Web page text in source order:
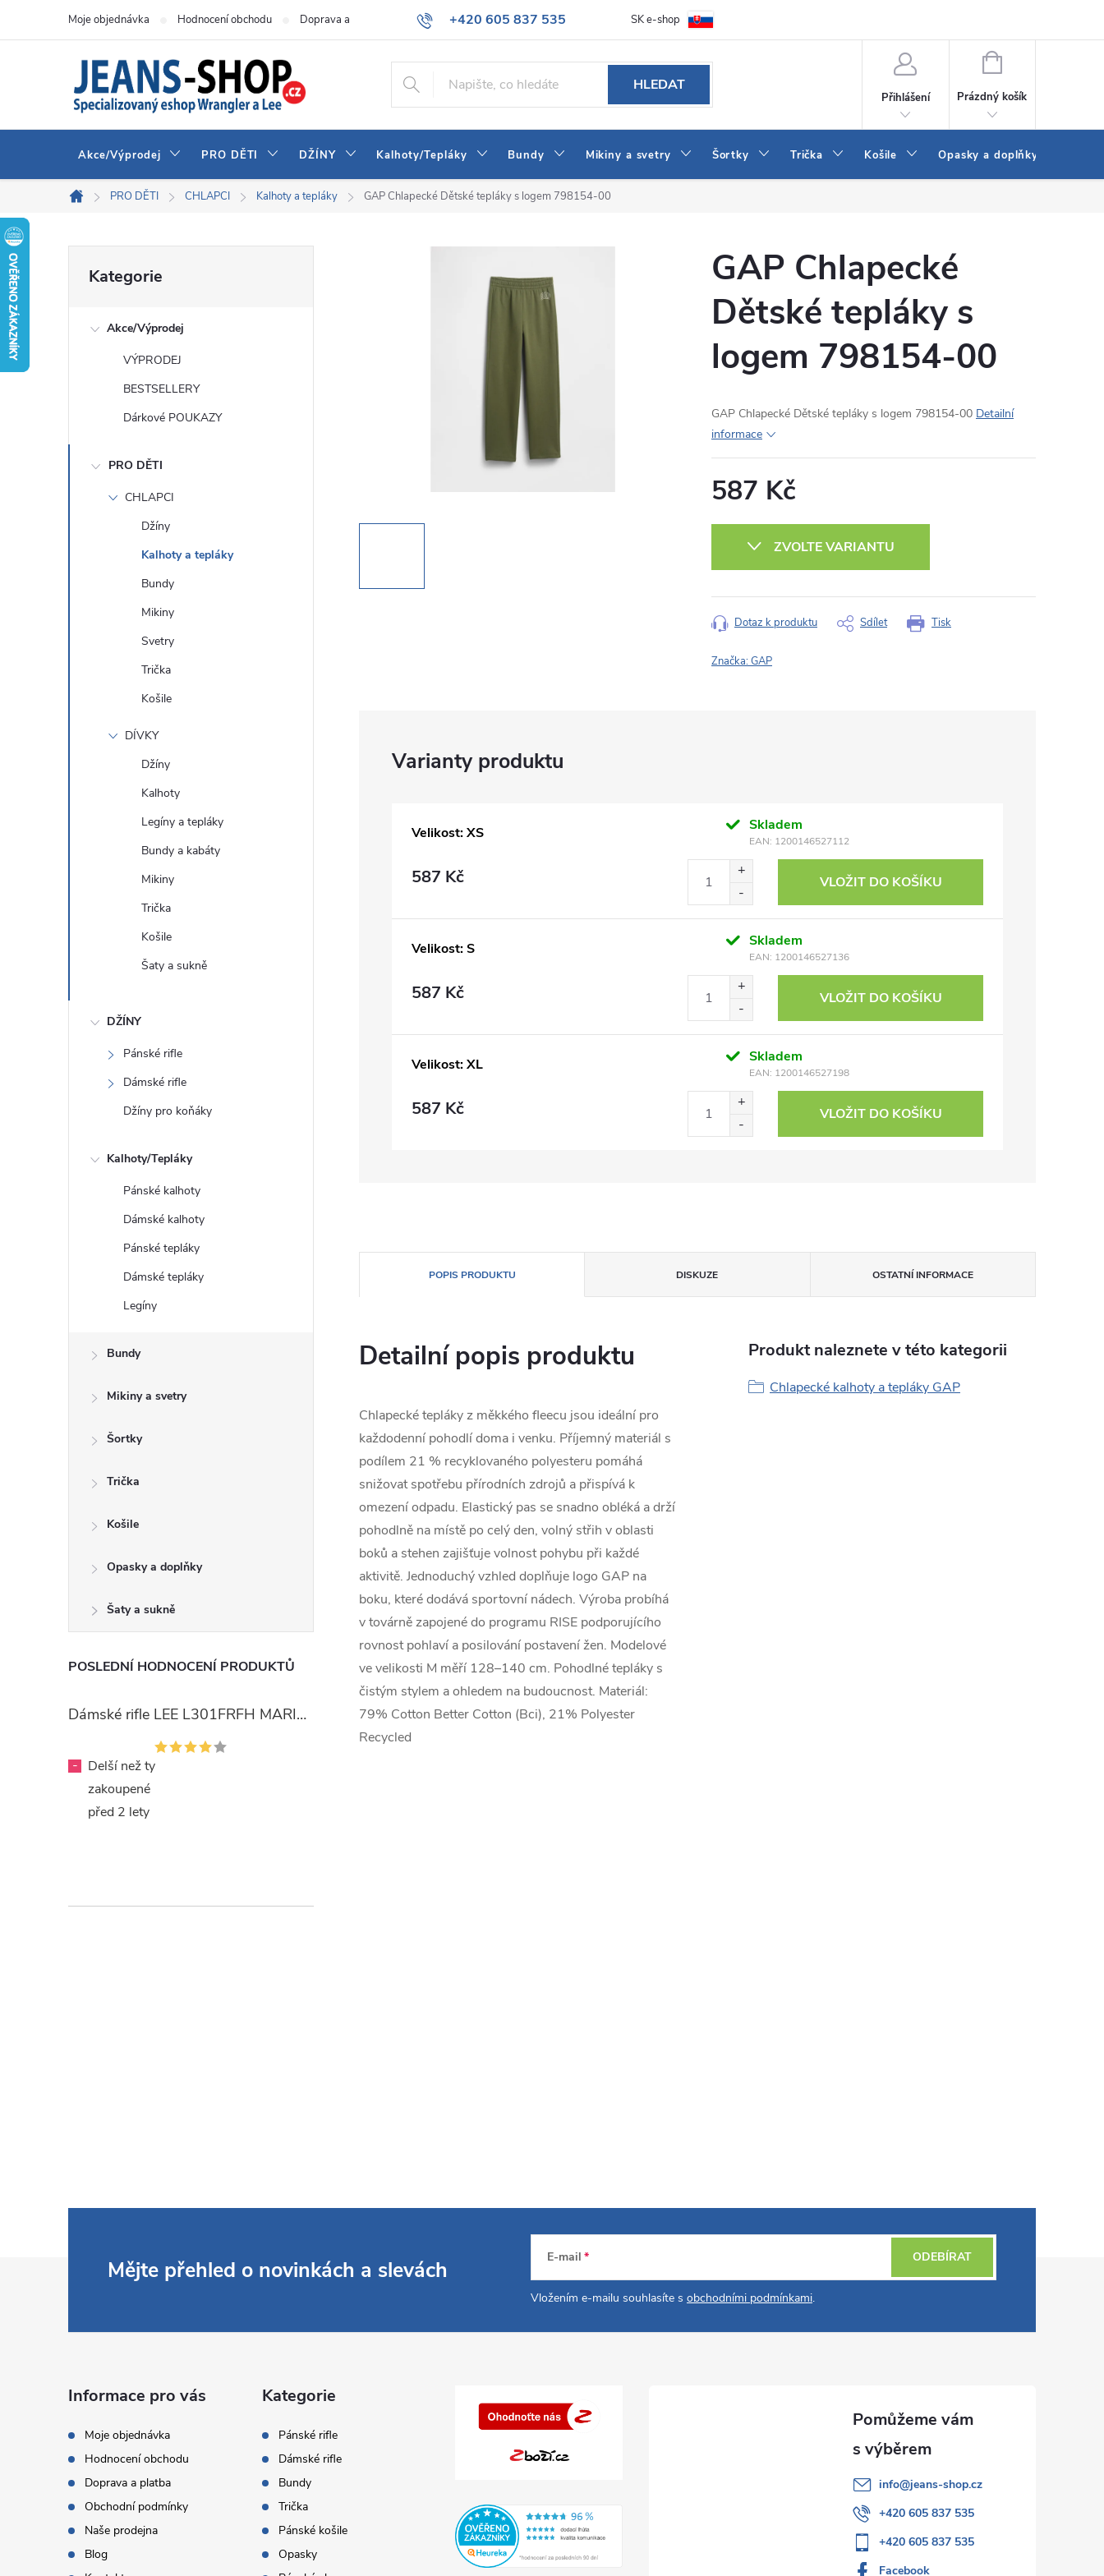
+420 605 837 535
info@jeans-shop.cz
Moje objednávka Hodnocení obchodu Doprava a platba Obchodní podmínky Naše prodejna Blog Kontakt
SK e-shop
HLEDAT
Přihlášení
NÁKUPNÍ
Prázdný košík
Akce/Výprodej PRO DĚTI DŽÍNY Kalhoty/Tepláky Bundy Mikiny a svetry Šortky Trička Košile Opasky a doplňky
Domů
PRO DĚTI CHLAPCI Kalhoty a tepláky GAP Chlapecké Dětské tepláky s logem 798154-00
kategorie
Kategorie
Akce/Výprodej
VÝPRODEJ
BESTSELLERY
Dárkové POUKAZY
PRO DĚTI
CHLAPCI
Džíny
Kalhoty a tepláky
Bundy
Mikiny
Svetry
Trička
Košile
DÍVKY
Džíny
Kalhoty
Legíny a tepláky
Bundy a kabáty
Mikiny
Trička
Košile
Šaty a sukně
DŽÍNY
Pánské rifle
Dámské rifle
Džíny pro koňáky
Kalhoty/Tepláky
Pánské kalhoty
Dámské kalhoty
Pánské tepláky
Dámské tepláky
Legíny
Bundy
Mikiny a svetry
Šortky
Trička
Košile
Opasky a doplňky
Šaty a sukně
POSLEDNÍ HODNOCENÍ PRODUKTŮ
Dámské rifle LEE L301FRFH MARION STRAIGHT RINSE
-
Delší než ty
zakoupené
před 2 lety
GAP Chlapecké
Dětské tepláky s
logem 798154-00
GAP Chlapecké Dětské tepláky s logem 798154-00 Detailní
informace
587 Kč
ZVOLTE VARIANTU
Tisk
Dotaz k produktu Sdílet
Značka:GAP
Velikost: XS Skladem
EAN: 1200146527112
587 Kč VLOŽIT DO KOŠÍKU
Velikost: S Skladem
EAN: 1200146527136
587 Kč VLOŽIT DO KOŠÍKU
Velikost: XL Skladem
EAN: 1200146527198
587 Kč VLOŽIT DO KOŠÍKU
POPIS PRODUKTU DISKUZE OSTATNÍ INFORMACE
Detailní popis produktu
Chlapecké tepláky z měkkého fleecu jsou ideální pro
každodenní pohodlí doma i venku. Příjemný materiál s
podílem 21 % recyklovaného polyesteru pomáhá
snižovat spotřebu přírodních zdrojů a přispívá k
omezení odpadu. Elastický pas se snadno obléká a drží
pohodlně na místě po celý den, volný střih v oblasti
boků a stehen zajišťuje volnost pohybu při každé
aktivitě. Jednoduchý vzhled doplňuje logo GAP na
boku, které dodává sportovní nádech. Výroba probíhá
v továrně zapojené do programu RISE podporujícího
rovnost pohlaví a posilování postavení žen. Modelové
ve velikosti M měří 128–140 cm. Pohodlné tepláky s
čistým stylem a ohledem na budoucnost. Materiál:
79% Cotton Better Cotton (Bci), 21% Polyester
Recycled
Produkt naleznete v této kategorii
Chlapecké kalhoty a tepláky GAP
Mějte přehled o novinkách a slevách E-mail
Vložením e-mailu souhlasíte s obchodními podmínkami.
ODEBÍRAT
Informace pro vás
Moje objednávka
Hodnocení obchodu
Doprava a platba
Obchodní podmínky
Naše prodejna
Blog
Kategorie
Pánské rifle
Dámské rifle
Bundy
Trička
Pánské košile
Opasky
info@jeans-shop.cz
+420 605 837 535
+420 605 837 535
Facebook